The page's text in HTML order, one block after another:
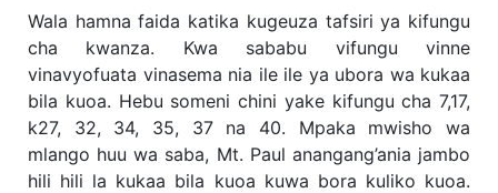
Wala hamna faida katika kugeuza tafsiri ya kifungu
cha kwanza. Kwa sababu vifungu vinne
vinavyofuata vinasema nia ile ile ya ubora wa kukaa
bila kuoa. Hebu someni chini yake kifungu cha 7,17,
k27, 32, 34, 35, 37 na 40. Mpaka mwisho wa
mlango huu wa saba, Mt. Paul anangang’ania jambo
hili hili la kukaa bila kuoa kuwa bora kuliko kuoa.